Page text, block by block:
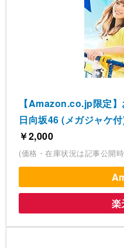
【Amazon.co.jp限定
日向坂46 (メガジャケ
￥2,000
(価格・在庫状況は記事公開
楽